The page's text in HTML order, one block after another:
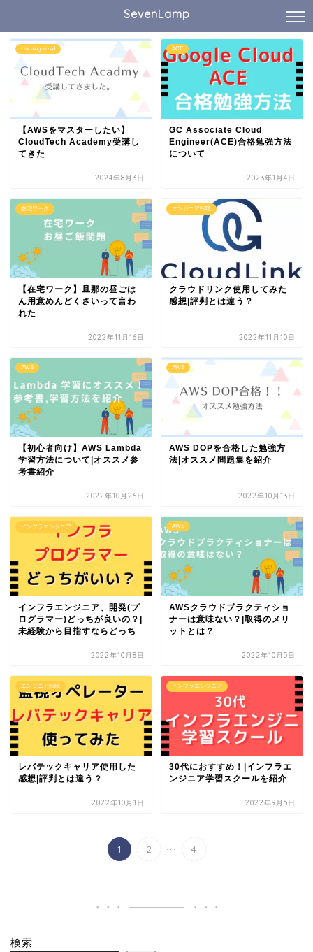
SevenLamp
Uncategorized
【AWSをマスターしたい】
CloudTech Academy受講し
てきた
2024年8月3日
ACE
GC Associate Cloud
Engineer(ACE)合格勉強方法
について
2023年1月4日
在宅ワーク
【在宅ワーク】旦那の昼ごは
ん用意めんどくさいって言わ
れた
2022年11月16日
エンジニア転職
クラウドリンク使用してみた
感想|評判とは違う？
2022年11月10日
AWS
【初心者向け】AWS Lambda
学習方法について|オススメ参
考書紹介
2022年10月26日
AWS
AWS DOPを合格した勉強方
法|オススメ問題集を紹介
2022年10月13日
インフラエンジニア
インフラエンジニア、開発(プ
ログラマー)どっちが良いの？|
未経験から目指すならどっち
2022年10月8日
AWS
AWSクラウドプラクティショ
ナーは意味ない？|取得のメリ
ットとは？
2022年10月5日
エンジニア転職
レバテックキャリア使用した
感想|評判とは違う？
2022年10月1日
インフラエンジニア
30代におすすめ！|インフラエ
ンジニア学習スクールを紹介
2022年9月5日
1 2 ... 4
検索